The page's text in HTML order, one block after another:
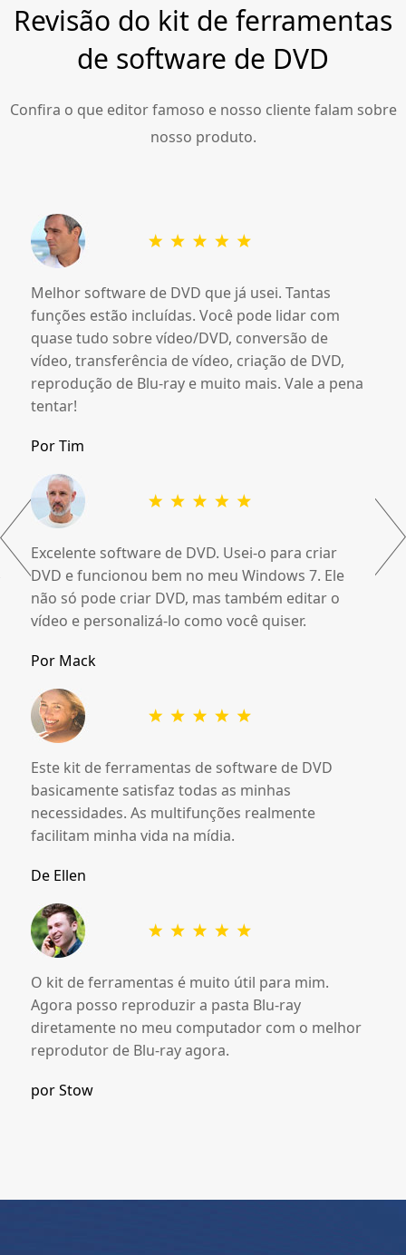
Revisão do kit de ferramentas
de software de DVD
Confira o que editor famoso e nosso cliente falam sobre
nosso produto.
Melhor software de DVD que já usei. Tantas
funções estão incluídas. Você pode lidar com
quase tudo sobre vídeo/DVD, conversão de
vídeo, transferência de vídeo, criação de DVD,
reprodução de Blu-ray e muito mais. Vale a pena
tentar!
Por Tim
Excelente software de DVD. Usei-o para criar
DVD e funcionou bem no meu Windows 7. Ele
não só pode criar DVD, mas também editar o
vídeo e personalizá-lo como você quiser.
Por Mack
Este kit de ferramentas de software de DVD
basicamente satisfaz todas as minhas
necessidades. As multifunções realmente
facilitam minha vida na mídia.
De Ellen
O kit de ferramentas é muito útil para mim.
Agora posso reproduzir a pasta Blu-ray
diretamente no meu computador com o melhor
reprodutor de Blu-ray agora.
por Stow